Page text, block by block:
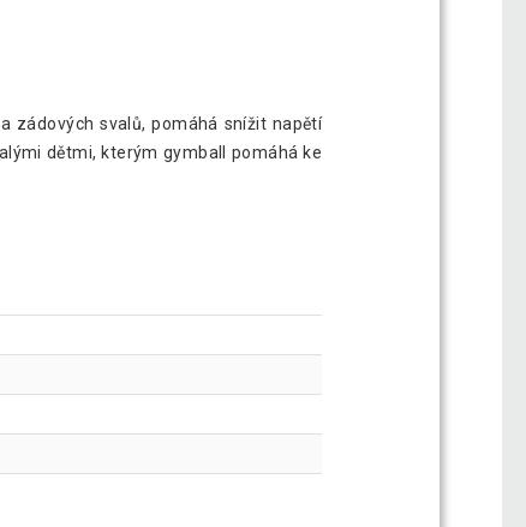
zádových svalů, pomáhá snížit napětí
dětmi, kterým gymball pomáhá ke